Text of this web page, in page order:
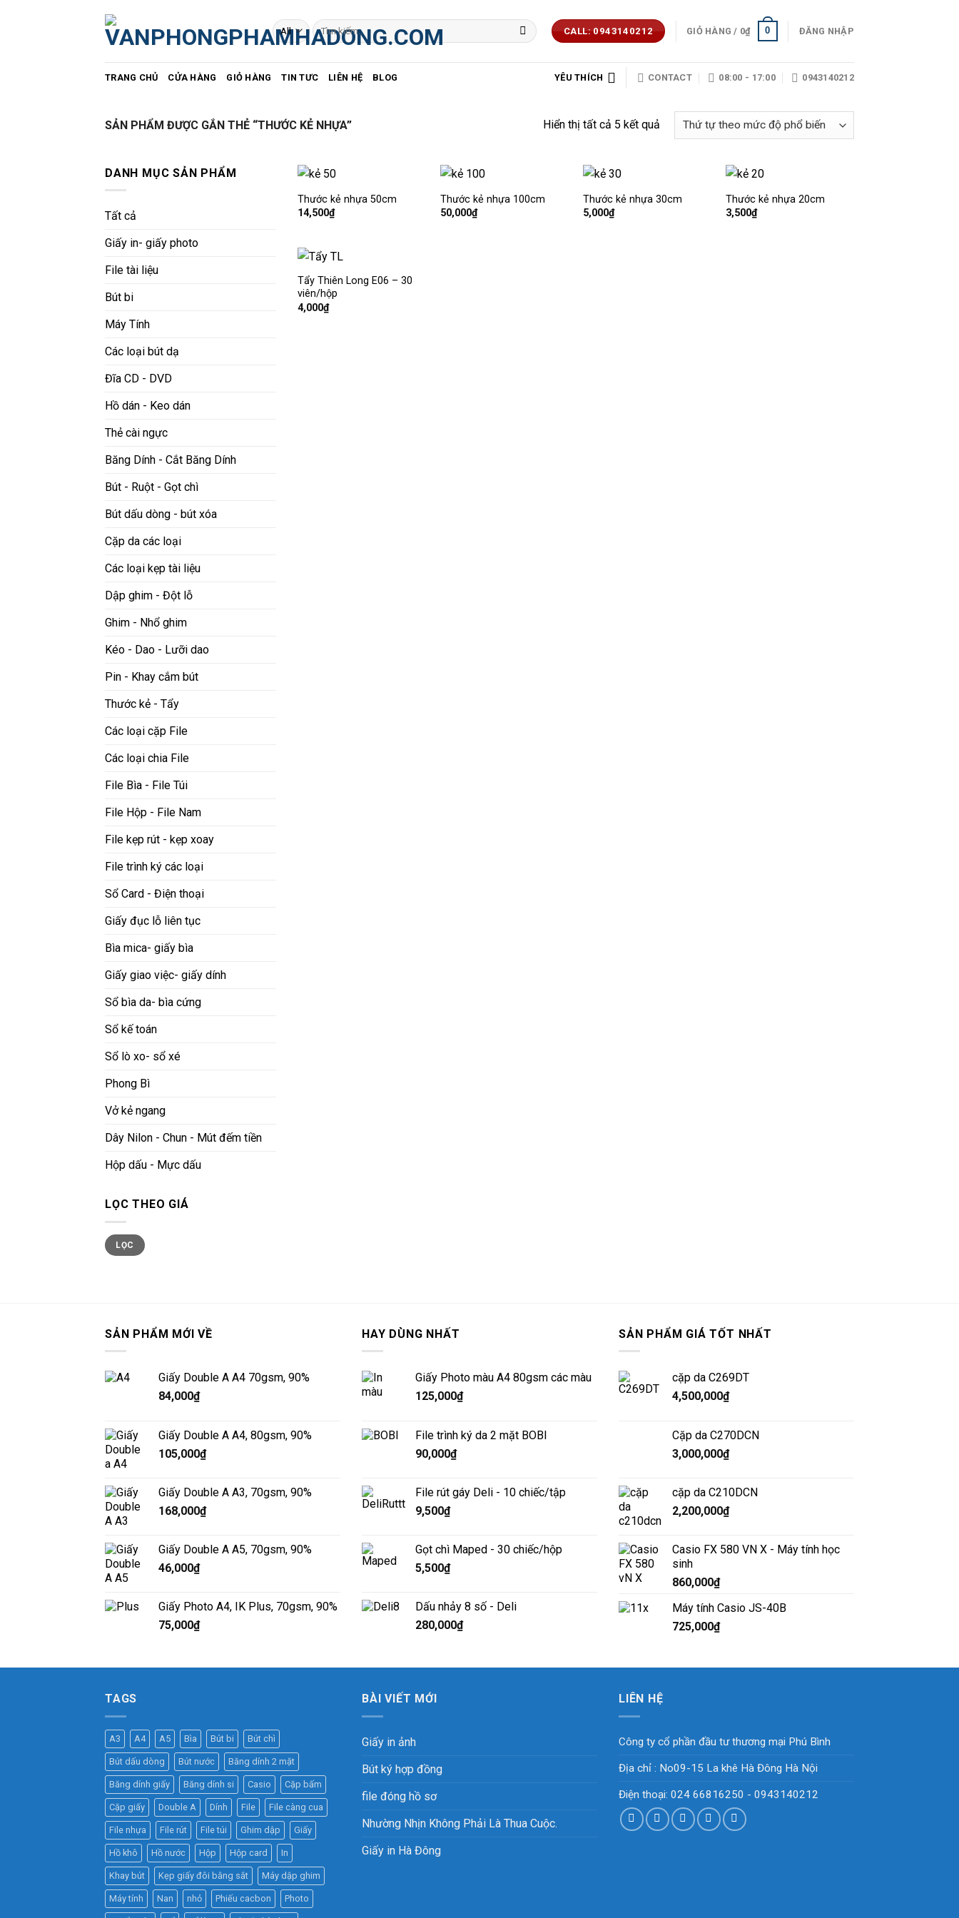
Tìm
kiếm:
CALL: 0943140212 GIỎ HÀNG / 0₫ 0 ĐĂNG NHẬP
TRANG CHỦ CỬA HÀNG GIỎ HÀNG TIN TƯC LIÊN HỆ BLOG YÊU THÍCH CONTACT 08:00 - 17:00 0943140212
SẢN PHẨM ĐƯỢC GẮN THẺ “THƯỚC KẺ NHỰA” Hiển thị tất cả 5 kết quả
DANH MỤC SẢN PHẨM
Tất cả
Giấy in- giấy photo
File tài liệu
Bút bi
Máy Tính
Các loại bút dạ
Đĩa CD - DVD
Hồ dán - Keo dán
Thẻ cài ngực
Băng Dính - Cắt Băng Dính
Bút - Ruột - Gọt chì
Bút dấu dòng - bút xóa
Cặp da các loại
Các loại kẹp tài liệu
Dập ghim - Đột lỗ
Ghim - Nhổ ghim
Kéo - Dao - Lưỡi dao
Pin - Khay cắm bút
Thước kẻ - Tẩy
Các loại cặp File
Các loại chia File
File Bìa - File Túi
File Hộp - File Nam
File kẹp rút - kẹp xoay
File trình ký các loại
Sổ Card - Điện thoại
Giấy đục lỗ liên tục
Bìa mica- giấy bìa
Giấy giao việc- giấy dính
Sổ bìa da- bìa cứng
Sổ kế toán
Sổ lò xo- sổ xé
Phong Bì
Vở kẻ ngang
Dây Nilon - Chun - Mút đếm tiền
Hộp dấu - Mực dấu
LỌC THEO GIÁ
LỌC
Thêm
Thước kẻ nhựa 50cm
14,500₫
Thêm
Thước kẻ nhựa 100cm
50,000₫
Thêm
Thước kẻ nhựa 30cm
5,000₫
Thêm
Thước kẻ nhựa 20cm
3,500₫
Thêm
Tẩy Thiên Long E06 – 30
viên/hộp
4,000₫
SẢN PHẨM MỚI VỀ
Giấy Double A A4 70gsm, 90%
84,000₫
Giấy Double A A4, 80gsm, 90%
105,000₫
Giấy Double A A3, 70gsm, 90%
168,000₫
Giấy Double A A5, 70gsm, 90%
46,000₫
Giấy Photo A4, IK Plus, 70gsm, 90%
75,000₫
HAY DÙNG NHẤT
Giấy Photo màu A4 80gsm các màu
125,000₫
File trình ký da 2 mặt BOBI
90,000₫
File rút gáy Deli - 10 chiếc/tập
9,500₫
Gọt chì Maped - 30 chiếc/hộp
5,500₫
Dấu nhảy 8 số - Deli
280,000₫
SẢN PHẨM GIÁ TỐT NHẤT
cặp da C269DT
4,500,000₫
Cặp da C270DCN
3,000,000₫
cặp da C210DCN
2,200,000₫
Casio FX 580 VN X - Máy tính học
sinh
860,000₫
Máy tính Casio JS-40B
725,000₫
TAGS
A3 A4 A5 Bìa Bút bi Bút chì
Bút dấu dòng Bút nước Băng dính 2 mặt
Băng dính giấy Băng dính si Casio Cặp bấm
Cặp giấy Double A Dính File File càng cua
File nhựa File rút File túi Ghim dập Giấy
Hồ khô Hồ nước Hộp Hộp card In
Khay bút Kẹp giấy đôi bằng sắt Máy dập ghim
Máy tính Nan nhỏ Phiếu cacbon Photo
BÀI VIẾT MỚI
Giấy in ảnh
Bút ký hợp đồng
file đóng hồ sơ
Nhường Nhịn Không Phải Là Thua Cuộc.
Giấy in Hà Đông
LIÊN HỆ
Công ty cổ phần đầu tư thương mại Phú Bình
Địa chỉ : No09-15 La khê Hà Đông Hà Nội
Điện thoại: 024 66816250 - 0943140212